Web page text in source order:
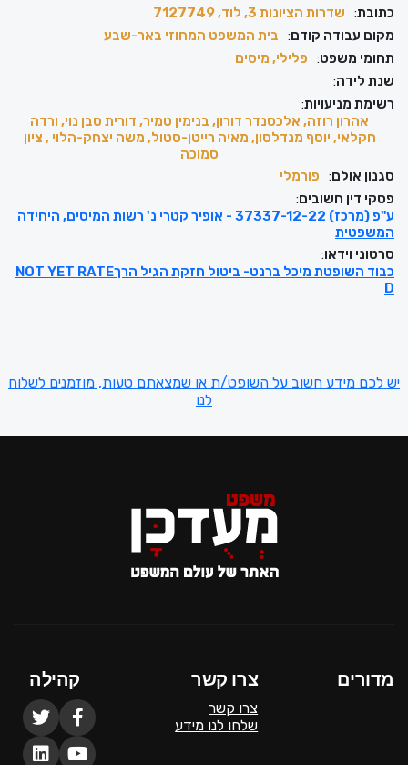
כתובת:
שדרות הציונות 3, לוד, 7127749
מקום עבודה קודם:
בית המשפט המחוזי באר-שבע
תחומי משפט:
פלילי, מיסים
שנת לידה:
רשימת מניעויות:
אהרון רוזה, אלכסנדר דורון, בנימין טמיר, דורית סבן נוי, ורדה
חקלאי, יוסף מנדלסון, מאיה רייטן-סטול, משה יצחק-הלוי , ציון
סמוכה
סגנון אולם:
פורמלי
פסקי דין חשובים:
ע"פ (מרכז) 37337-12-22 - אופיר קטרי נ' רשות המיסים, היחידה
המשפטית
סרטוני וידאו:
כבוד השופטת מיכל ברנט- ביטול חזקת הגיל הרךNOT YET RATE
D
יש לכם מידע חשוב על השופט/ת או שמצאתם טעות, מוזמנים לשלוח
לנו
מדורים צרו קשר
צרו קשר
שלחו לנו מידע
קהילה